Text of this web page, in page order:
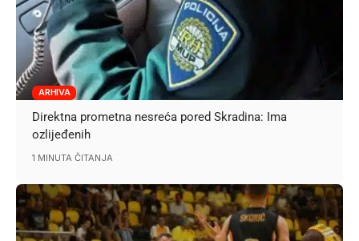
ARHIVA
Direktna prometna nesreća pored Skradina: Ima
ozlijeđenih
1 MINUTA ČITANJA